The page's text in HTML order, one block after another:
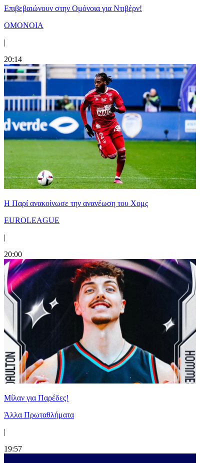
Επιβεβαιώνουν στην Ομόνοια για Ντιβέρν!
ΟΜΟΝΟΙΑ
|
20:14
Η Παρί ανακοίνωσε την ανανέωση του Χομς
EUROLEAGUE
|
20:00
Μίλαν για Παρέδες!
Άλλα Πρωταθλήματα
|
19:57